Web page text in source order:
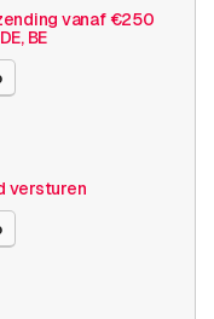
vanaf €250
BE
versturen